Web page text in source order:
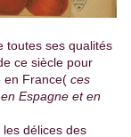
toutes ses qualités
ce siècle pour
en France( ces
Espagne et en
délices des